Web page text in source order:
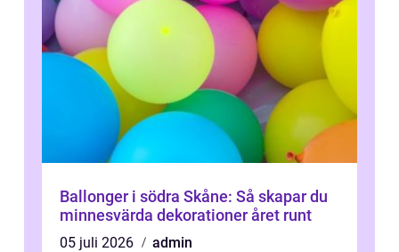
Ballonger i södra Skåne: Så skapar du
minnesvärda dekorationer året runt
05 juli 2026
admin